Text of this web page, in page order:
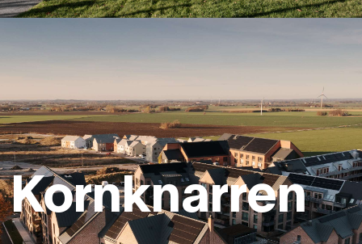
Kornknarren